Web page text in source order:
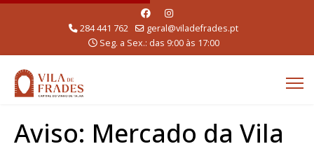
284 441 762
geral@viladefrades.pt
Seg. a Sex.: das 9:00 às 17:00
Aviso: Mercado da Vila